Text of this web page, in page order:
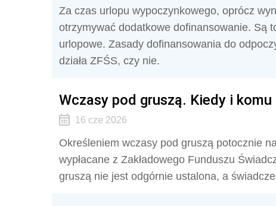
Za czas urlopu wypoczynkowego, oprócz
otrzymywać dodatkowe dofinansowanie. Są
urlopowe. Zasady dofinansowania do
działa ZFŚS, czy nie.
Wczasy pod gruszą. Kiedy i
16 cze 2026
Określeniem wczasy pod gruszą potocznie
wypłacane z Zakładowego Funduszu
gruszą nie jest odgórnie ustalona, a